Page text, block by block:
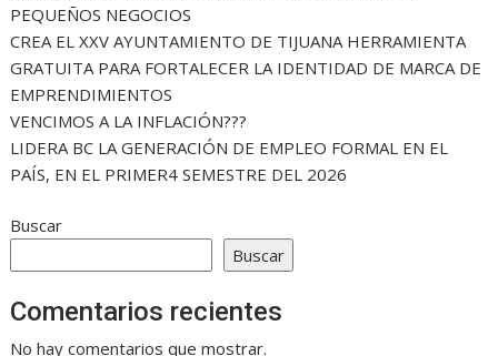
PEQUEÑOS NEGOCIOS
CREA EL XXV AYUNTAMIENTO DE TIJUANA HERRAMIENTA
GRATUITA PARA FORTALECER LA IDENTIDAD DE MARCA DE
EMPRENDIMIENTOS
VENCIMOS A LA INFLACIÓN???
LIDERA BC LA GENERACIÓN DE EMPLEO FORMAL EN EL
PAÍS, EN EL PRIMER4 SEMESTRE DEL 2026
Buscar
Buscar
Comentarios recientes
No hay comentarios que mostrar.